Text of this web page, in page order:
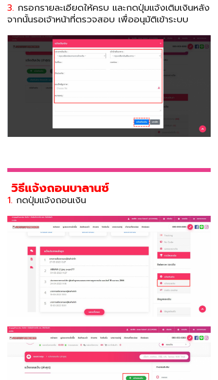
3. กรอกรายละเอียดให้ครบ และกดปุ่มแจ้งเติมเงินหลัง
จากนั้นรอเจ้าหน้าที่ตรวจสอบ เพื่ออนุมัติเข้าระบบ
วิธีแจ้งถอนบาลานซ์
1. กดปุ่มแจ้งถอนเงิน